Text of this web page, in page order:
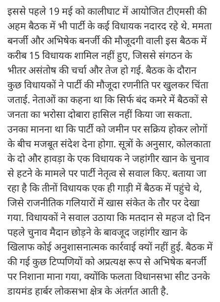
इससे पहले 19 मई को कालीघाट में आयोजित टीएमसी की
अहम बैठक में भी पार्टी के कई विधायक नदारद रहे थे. ममता
बनर्जी और अभिषेक बनर्जी की मौजूदगी वाली इस बैठक में
करीब 15 विधायक शामिल नहीं हुए, जिससे संगठन के
भीतर असंतोष की चर्चा और तेज हो गई. बैठक के दौरान
कुछ विधायकों ने पार्टी की मौजूदा रणनीति पर खुलकर चिंता
जताई. नेताओं का कहना था कि सिर्फ बंद कमरे में बैठकों से
जनता का भरोसा दोबारा हासिल नहीं किया जा सकता.
उनका मानना था कि पार्टी को जमीन पर सक्रिय होकर लोगों
के बीच मजबूत संदेश देना होगा. सूत्रों के अनुसार, कोलकाता
के दो और हावड़ा के एक विधायक ने जहांगीर खान के चुनाव
से हटने के मामले पर पार्टी नेतृत्व से सवाल किए. बताया जा
रहा है कि तीनों विधायक एक ही गाड़ी में बैठक में पहुंचे थे,
जिसे राजनीतिक गलियारों में खास संकेत के तौर पर देखा
गया. विधायकों ने सवाल उठाया कि मतदान से महज दो दिन
पहले चुनाव मैदान छोड़ने के बावजूद जहांगीर खान के
खिलाफ कोई अनुशासनात्मक कार्रवाई क्यों नहीं हुई. बैठक में
की गई कुछ टिप्पणियों को अप्रत्यक्ष रूप से अभिषेक बनर्जी
पर निशाना माना गया, क्योंकि फलता विधानसभा सीट उनके
डायमंड हार्बर लोकसभा क्षेत्र के अंतर्गत आती है.